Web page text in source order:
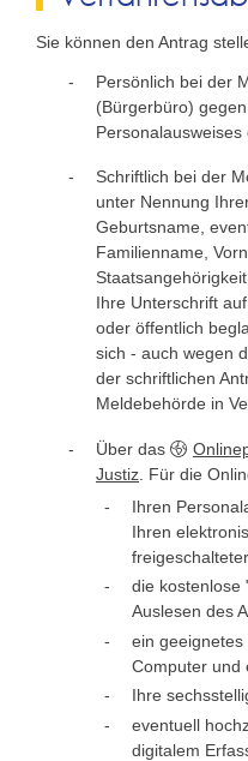
Sie können den Antrag
Persönlich bei der
(Bürgerbüro)
Schriftlich bei der
unter Nennung
Geburtsname,
Familienname,
Ihre Unterschrift
oder öffentlich
sich - auch wegen
der schriftlichen
Meldebehörde in
Über das
Justiz. Für die
Ihren
Ihren
die kostenlose
Auslesen des
ein
Computer und
Ihre
eventuell
digitalem